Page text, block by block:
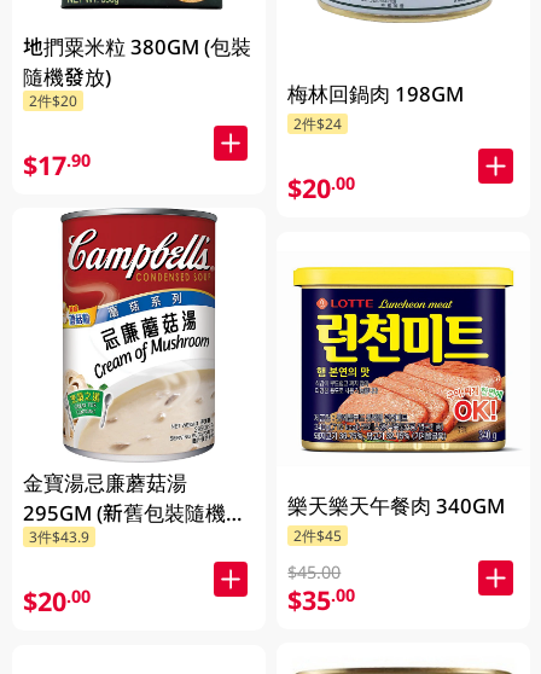
地捫粟米粒 380GM (包裝
隨機發放)
2件$20
$17.90
金寶湯忌廉蘑菇湯
295GM (新舊包裝隨機發
貨) (包裝隨機發放)
3件$43.9
$20.00
梅林回鍋肉 198GM
2件$24
$20.00
樂天樂天午餐肉 340GM
2件$45
$45.00
$35.00